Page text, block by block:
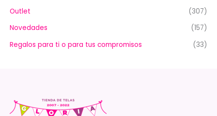
Outlet
(307)
Novedades
(157)
Regalos para ti o para tus compromisos
(33)